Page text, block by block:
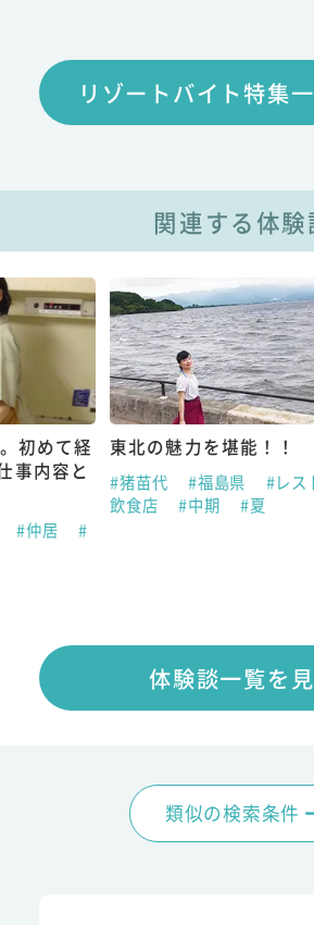
リゾートバイト特集
関連する体験
初めて経
事内容と
#仲居 #
東北の魅力を堪能！！
#猪苗代 #福島県
#レス
飲食店
#中期 #夏
体験談一覧を
類似の検索条件